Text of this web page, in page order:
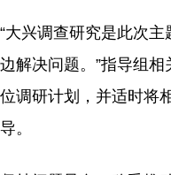
“大兴调查研究是此次
边解决问题。”指导组
位调研计划，并适时将
导。